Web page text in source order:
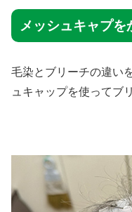
メッシュキャプ
毛染とブリーチの違い
ュキャップを使ってブ